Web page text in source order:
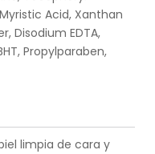
Acid, Xanthan
Disodium EDTA,
Propylparaben,
limpia de cara y